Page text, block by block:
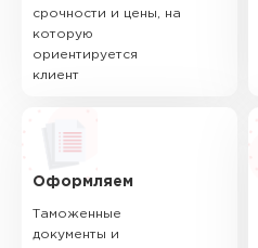
срочности и цены, на
которую
ориентируется
клиент
Оформляем
Таможенные
документы и